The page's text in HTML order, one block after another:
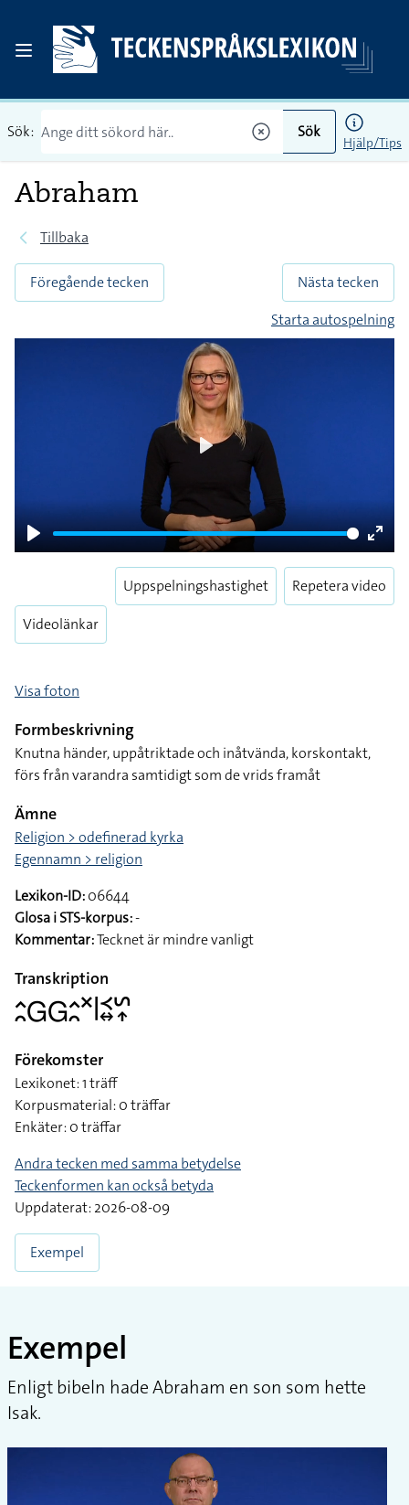
Sök: Sök
Hjälp/Tips
Abraham
Tillbaka
Föregående tecken
Nästa tecken
Starta autospelning
Play
Enter
Videolänkar
Uppspelningshastighet Repetera video
Visa foton
Formbeskrivning
Knutna händer, uppåtriktade och inåtvända, korskontakt,
förs från varandra samtidigt som de vrids framåt
Ämne
Religion > odefinerad kyrka
Egennamn > religion
Lexikon-ID:06644
Glosa i STS-korpus:-
Kommentar:Tecknet är mindre vanligt
Transkription
􌤵􌥘􌤦􌤦􌤵􌥘􌦎􌥼􌥹􌦉􌥲􌥾
Förekomster
Lexikonet: 1 träff
Korpusmaterial: 0 träffar
Enkäter: 0 träffar
Andra tecken med samma betydelse
Teckenformen kan också betyda
Uppdaterat: 2026-08-09
Exempel
Exempel
Enligt bibeln hade Abraham en son som hette
Isak.